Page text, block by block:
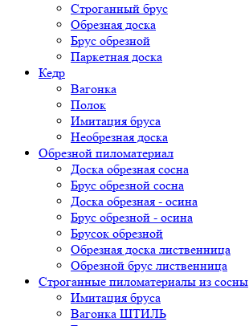
Строганный брус
Обрезная доска
Брус обрезной
Паркетная доска
Кедр
Вагонка
Полок
Имитация бруса
Необрезная доска
Обрезной пиломатериал
Доска обрезная сосна
Брус обрезной сосна
Доска обрезная - осина
Брус обрезной - осина
Брусок обрезной
Обрезная доска лиственница
Обрезной брус лиственница
Строганные пиломатериалы из сосны
Имитация бруса
Вагонка ШТИЛЬ